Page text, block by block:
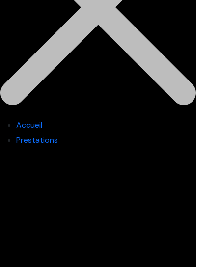
Accueil
Prestations